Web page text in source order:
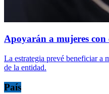
Apoyarán a mujeres con
La estrategia prevé beneficiar a
de la entidad.
País